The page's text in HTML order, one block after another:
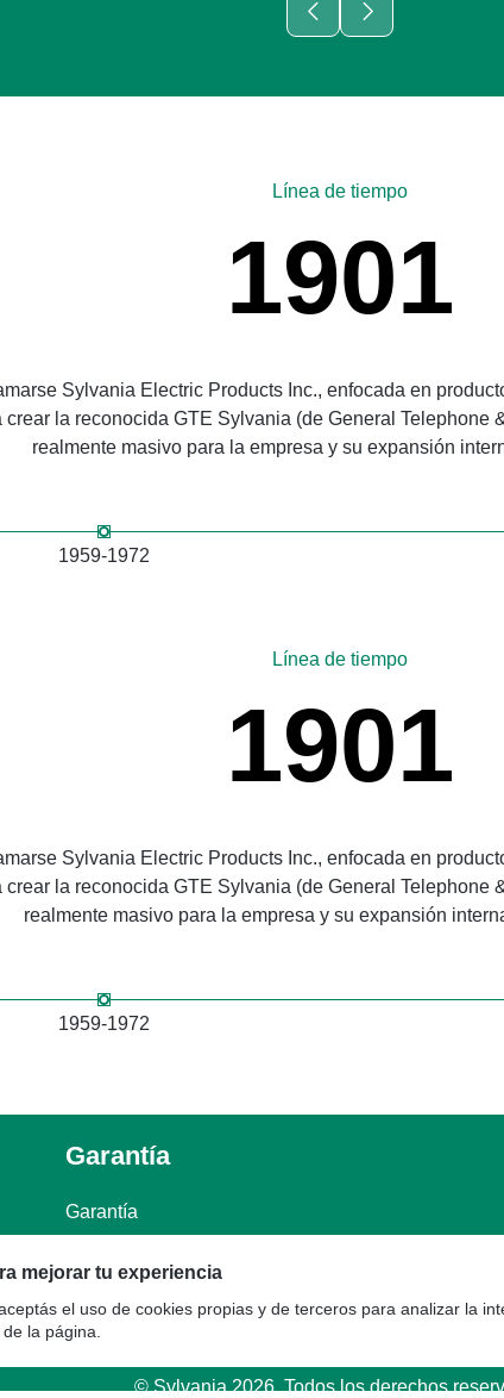
Línea de tiempo
1901
Sylvania Electric Products Inc., enfocada en
la reconocida GTE Sylvania (de General
realmente masivo para la empresa y su expansión
1959-1972
Línea de tiempo
1901
Sylvania Electric Products Inc., enfocada en
la reconocida GTE Sylvania (de General
realmente masivo para la empresa y su expansión
1959-1972
Garantía
Garantía
Quejas o Reclamos
© Sylvania 2026. Todos los derechos
mejorar tu experiencia
el uso de cookies propias y de terceros para analizar la
la página.